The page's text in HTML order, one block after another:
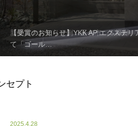
2025.4.28